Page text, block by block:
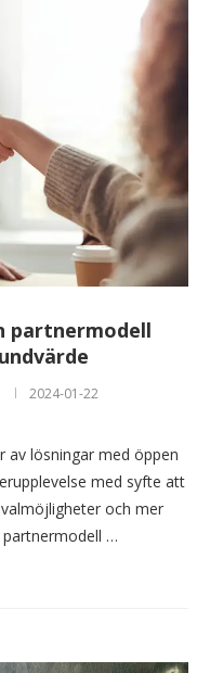
partnermodell
2024-01-22
av lösningar med öppen
med syfte att
och mer
partnermodell …